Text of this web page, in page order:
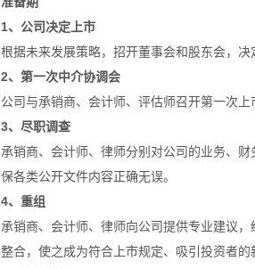
1、公司决定上市
根据未来发展策略，招开董事会和股东会，决
2、第一次中介协调会
公司与承销商、会计师、评估师召开第一次
3、尽职调查
承销商、会计师、律师分别对公司的业务、
保各类公开文件内容正确无误。
4、重组
承销商、会计师、律师向公司提供专业建议
整合，使之成为符合上市规定、吸引投资者的